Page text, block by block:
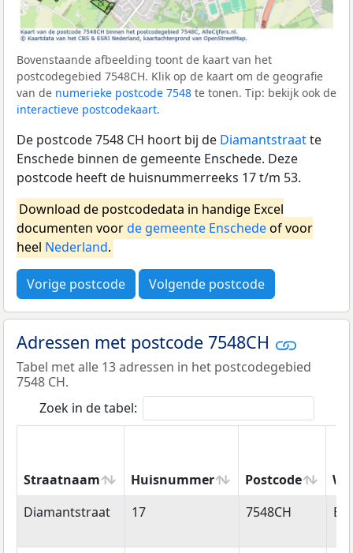
Bovenstaande afbeelding toont de kaart van het
postcodegebied 7548CH. Klik op de kaart om de geografie
van de numerieke postcode 7548 te tonen. Tip: bekijk ook de
interactieve postcodekaart.
De postcode 7548 CH hoort bij de Diamantstraatte
Enschede binnen de gemeente Enschede. Deze
postcode heeft de huisnummerreeks 17 t/m 53.
Download de postcodedata in handige Excel
documenten voorde gemeente Enschedeof voor
heel Nederland.
Vorige postcode Volgende postcode
Adressen met postcode 7548CH
Tabel met alle 13 adressen in het postcodegebied
7548 CH.
Zoek in de tabel:
Straatnaam Huisnummer Postcode
Straatnaam
Huisnummer Postcode
Diamantstraat 17 7548CH